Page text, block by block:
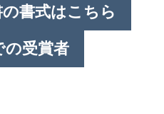
書式はこちら
の受賞者